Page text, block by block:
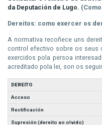
da Deputación de Lugo.
Dereitos: como exercer os
A normativa recoñece uns
control efectivo sobre os seus
exercidos pola persoa
acreditado pola lei, son os
DEREITO
Acceso
Rectificación
Supresión (dereito ao olvido)